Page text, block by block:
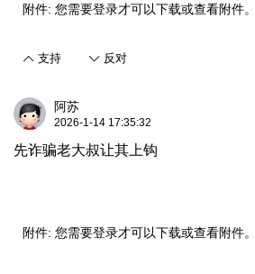
附件: 您需要登录才可以下载或查看附件
支持 反对
阿苏
2026-1-14 17:35:32
先诈骗老大叔让其上钩
附件: 您需要登录才可以下载或查看附件